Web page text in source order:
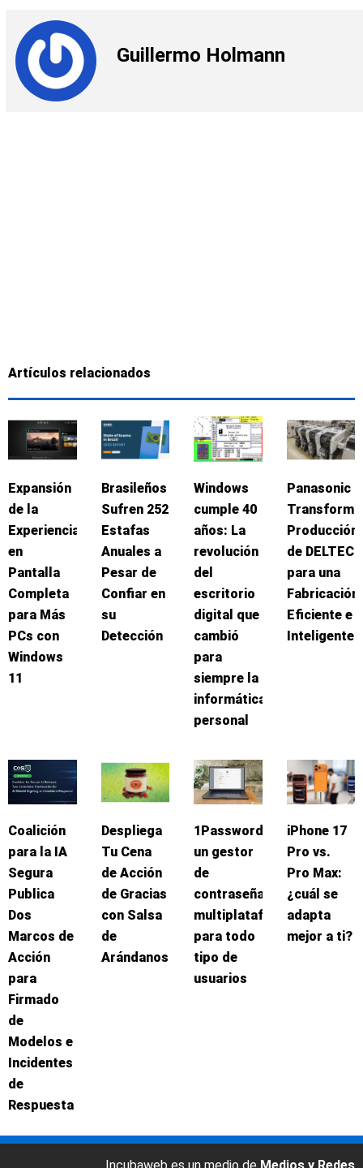
Guillermo Holmann
Artículos relacionados
Expansión
de la
Experiencia
en
Pantalla
Completa
para Más
PCs con
Windows
11
Brasileños
Sufren 252
Estafas
Anuales a
Pesar de
Confiar en
su
Detección
Windows
cumple 40
años: La
revolución
del
escritorio
digital que
cambió
para
siempre la
informática
personal
Panasonic
Transforma
Producción
de DELTEC
para una
Fabricación
Eficiente e
Inteligente
Coalición
para la IA
Segura
Publica
Dos
Marcos de
Acción
para
Firmado
de
Modelos e
Incidentes
de
Respuesta
Despliega
Tu Cena
de Acción
de Gracias
con Salsa
de
Arándanos
1Password:
un gestor
de
contraseñas
multiplataforma
para todo
tipo de
usuarios
iPhone 17
Pro vs.
Pro Max:
¿cuál se
adapta
mejor a ti?